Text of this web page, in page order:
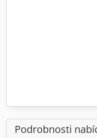
Podrobnosti